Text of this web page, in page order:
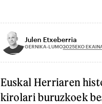
Julen Etxeberria
GERNIKA-LUMO2025EKO
Euskal Herriaren
kirolari buruzkoek